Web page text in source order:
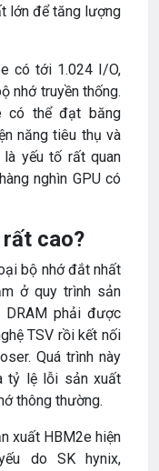
lớn để tăng lượng
có tới 1.024 I/O,
nhớ truyền thống.
có thể đạt băng
năng tiêu thụ và
yếu tố rất quan
nghìn GPU có
cao?
bộ nhớ đắt nhất
ở quy trình sản
phải được
TSV rồi kết nối
Quá trình này
tỷ lệ lỗi sản xuất
thông thường.
xuất HBM2e hiện
do SK hynix,